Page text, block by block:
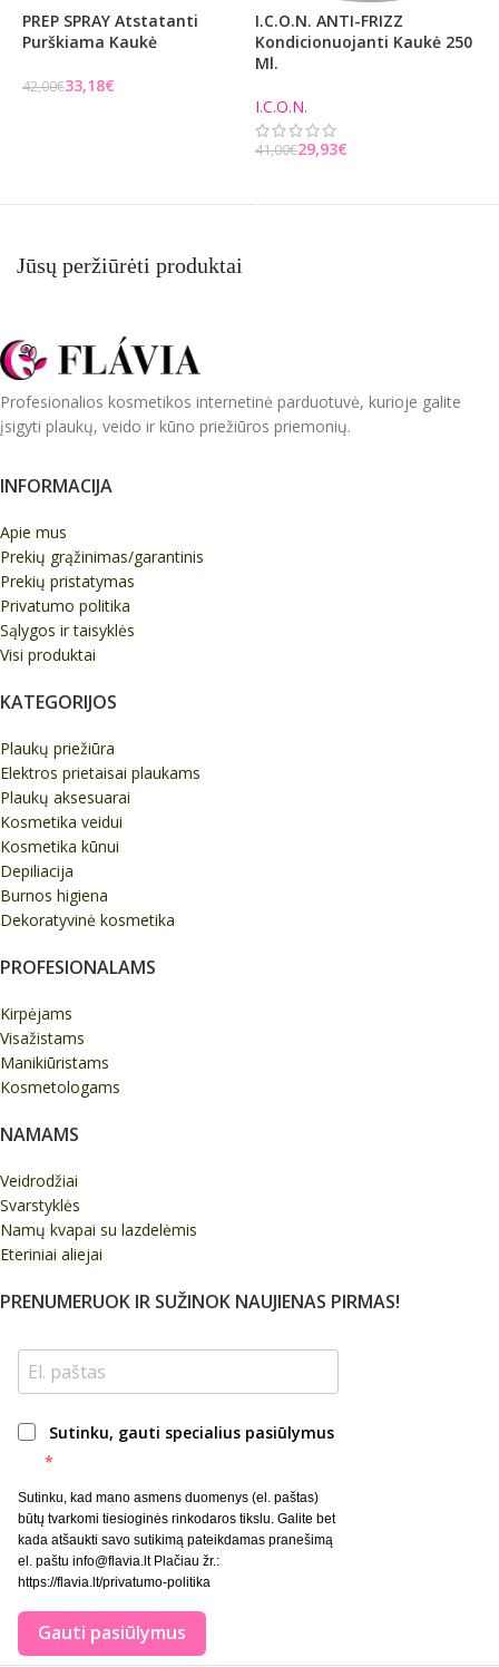
PREP SPRAY Atstatanti
Purškiama Kaukė
42,00€33,18€
I.C.O.N. ANTI-FRIZZ
Kondicionuojanti Kaukė 250
Ml.
I.C.O.N.
41,00€29,93€
Jūsų peržiūrėti produktai
Profesionalios kosmetikos internetinė parduotuvė, kurioje galite
įsigyti plaukų, veido ir kūno priežiūros priemonių.
INFORMACIJA
Apie mus
Prekių grąžinimas/garantinis
Prekių pristatymas
Privatumo politika
Sąlygos ir taisyklės
Visi produktai
KATEGORIJOS
Plaukų priežiūra
Elektros prietaisai plaukams
Plaukų aksesuarai
Kosmetika veidui
Kosmetika kūnui
Depiliacija
Burnos higiena
Dekoratyvinė kosmetika
PROFESIONALAMS
Kirpėjams
Visažistams
Manikiūristams
Kosmetologams
NAMAMS
Veidrodžiai
Svarstyklės
Namų kvapai su lazdelėmis
Eteriniai aliejai
PRENUMERUOK IR SUŽINOK NAUJIENAS PIRMAS!
Sutinku, gauti specialius pasiūlymus
Sutinku, kad mano asmens duomenys (el. paštas)
būtų tvarkomi tiesioginės rinkodaros tikslu. Galite bet
kada atšaukti savo sutikimą pateikdamas pranešimą
el. paštu info@flavia.lt Plačiau žr.:
https://flavia.lt/privatumo-politika
Gauti pasiūlymus